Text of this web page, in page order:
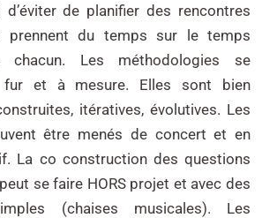
de planifier des rencontres
prennent du temps sur le temps
chacun. Les méthodologies se
fur et à mesure. Elles sont bien
itératives, évolutives. Les
être menés de concert et en
La co construction des questions
se faire HORS projet et avec des
(chaises musicales). Les